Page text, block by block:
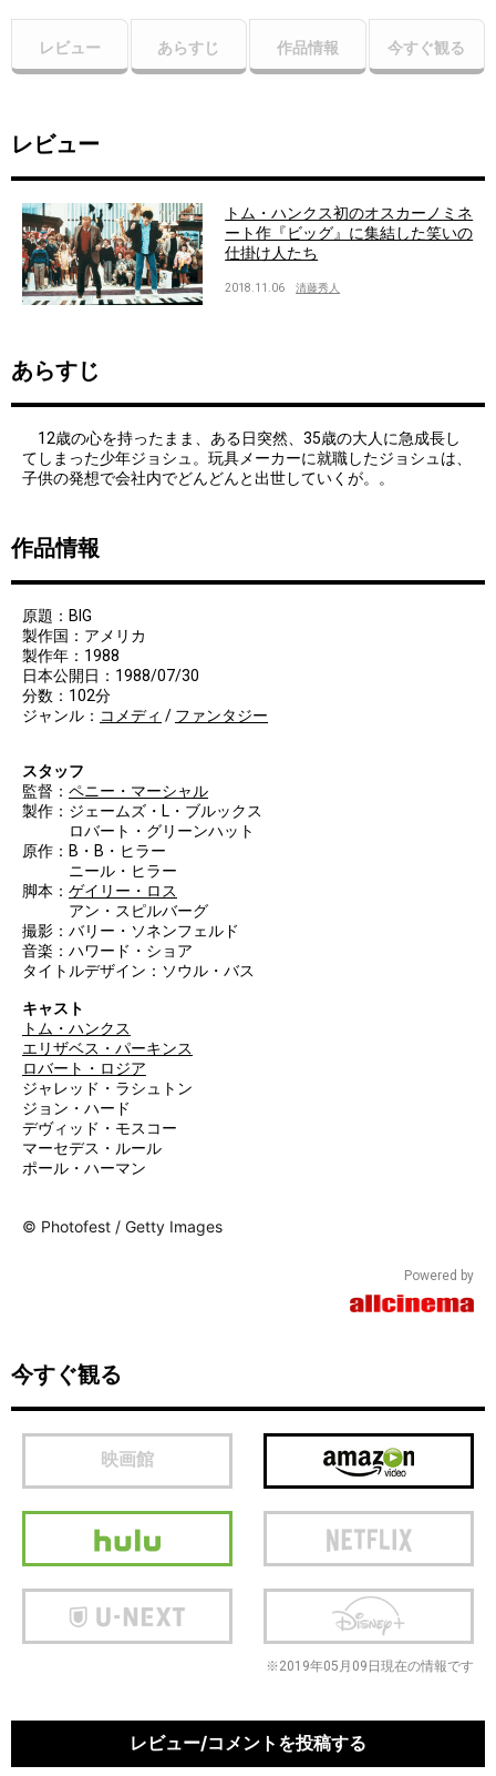
レビュー あらすじ 作品情報 今すぐ観る
レビュー
トム・ハンクス初のオスカーノミネ
ート作『ビッグ』に集結した笑いの
仕掛け人たち
2018.11.06 清藤秀人
あらすじ
12歳の心を持ったまま、ある日突然、35歳の大人に急成長し
てしまった少年ジョシュ。玩具メーカーに就職したジョシュは、
子供の発想で会社内でどんどんと出世していくが。。
作品情報
原題：BIG
製作国：アメリカ
製作年：1988
日本公開日：1988/07/30
分数：102分
ジャンル： コメディ / ファンタジー
スタッフ
監督： ペニー・マーシャル
製作：ジェームズ・L・ブルックス
ロバート・グリーンハット
原作：B・B・ヒラー
ニール・ヒラー
脚本： ゲイリー・ロス
アン・スピルバーグ
撮影：バリー・ソネンフェルド
音楽：ハワード・ショア
タイトルデザイン：ソウル・バス
キャスト
トム・ハンクス
エリザベス・パーキンス
ロバート・ロジア
ジャレッド・ラシュトン
ジョン・ハード
デヴィッド・モスコー
マーセデス・ルール
ポール・ハーマン
© Photofest / Getty Images
Powered by
今すぐ観る
映画館
※2019年05月09日現在の情報です
レビュー/コメントを投稿する